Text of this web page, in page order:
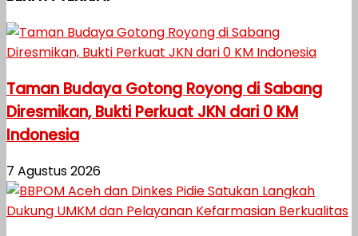
Taman Budaya Gotong Royong di Sabang
Diresmikan, Bukti Perkuat JKN dari 0 KM
Indonesia
7 Agustus 2026